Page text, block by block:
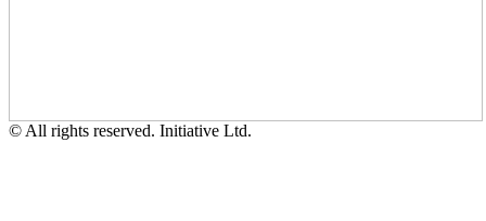
© All rights reserved. Initiative Ltd.